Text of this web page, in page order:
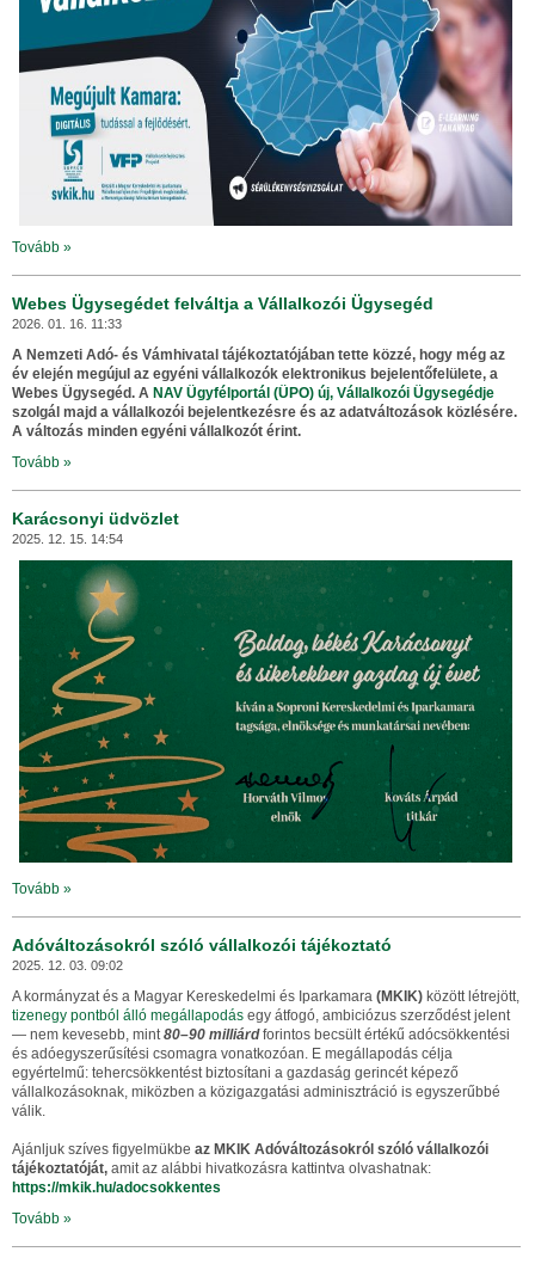
Tovább »
Webes Ügysegédet felváltja a Vállalkozói Ügysegéd
2026. 01. 16. 11:33
A Nemzeti Adó- és Vámhivatal tájékoztatójában tette közzé, hogy még az
év elején megújul az egyéni vállalkozók elektronikus bejelentőfelülete, a
Webes Ügysegéd. A NAV Ügyfélportál (ÜPO) új, Vállalkozói Ügysegédje
szolgál majd a vállalkozói bejelentkezésre és az adatváltozások közlésére.
A változás minden egyéni vállalkozót érint.
Tovább »
Karácsonyi üdvözlet
2025. 12. 15. 14:54
Tovább »
Adóváltozásokról szóló vállalkozói tájékoztató
2025. 12. 03. 09:02
A kormányzat és a Magyar Kereskedelmi és Iparkamara (MKIK) között létrejött,
tizenegy pontból álló megállapodás egy átfogó, ambiciózus szerződést jelent
— nem kevesebb, mint80–90 milliárdforintos becsült értékű adócsökkentési
és adóegyszerűsítési csomagra vonatkozóan. E megállapodás célja
egyértelmű: tehercsökkentést biztosítani a gazdaság gerincét képező
vállalkozásoknak, miközben a közigazgatási adminisztráció is egyszerűbbé
válik.
Ajánljuk szíves figyelmükbe az MKIK Adóváltozásokról szóló vállalkozói
tájékoztatóját, amit az alábbi hivatkozásra kattintva olvashatnak:
https://mkik.hu/adocsokkentes
Tovább »